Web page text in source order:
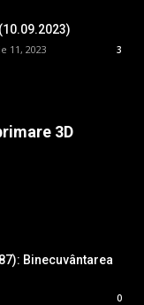
11, 2023 3
3D
Binecuvântarea
0